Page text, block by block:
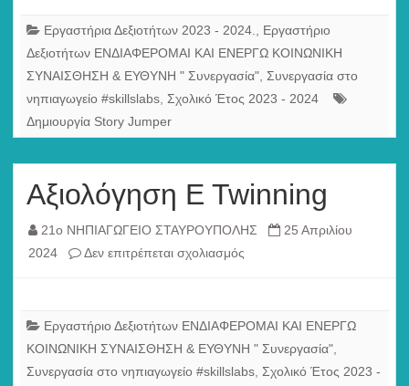
Εργαστήρια Δεξιοτήτων 2023 - 2024.
Εργαστήριο
Δεξιοτήτων ΕΝΔΙΑΦΕΡΟΜΑΙ ΚΑΙ ΕΝΕΡΓΩ ΚΟΙΝΩΝΙΚΗ
ΣΥΝΑΙΣΘΗΣΗ & ΕΥΘΥΝΗ " Συνεργασία" Συνεργασία στο
νηπιαγωγείο #skillslabs Σχολικό Έτος 2023 - 2024
Δημιουργία Story Jumper
Αξιολόγηση E Twinning
21ο ΝΗΠΙΑΓΩΓΕΙΟ ΣΤΑΥΡΟΥΠΟΛΗΣ
25 Απριλίου
2024
Δεν επιτρέπεται σχολιασμός
Twinning
Εργαστήριο Δεξιοτήτων ΕΝΔΙΑΦΕΡΟΜΑΙ ΚΑΙ ΕΝΕΡΓΩ
ΚΟΙΝΩΝΙΚΗ ΣΥΝΑΙΣΘΗΣΗ & ΕΥΘΥΝΗ " Συνεργασία"
Συνεργασία στο νηπιαγωγείο #skillslabs Σχολικό Έτος 2023 -